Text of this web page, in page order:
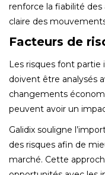
renforce la fiabilité
claire des
Facteurs de
Les risques font
doivent être analysés
changements
peuvent avoir un
Galidix souligne
des risques afin de
marché. Cette